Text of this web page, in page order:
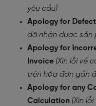
yêu cầu)
Apology for
đã nhận được sản
Apology for
Invoice (Xin lỗi về
trên hóa đơn gần
Apology for any
Calculation (Xin